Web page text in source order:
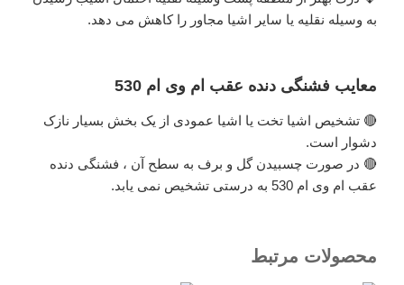
به وسیله نقلیه یا سایر اشیا مجاور را کاهش می دهد.
معایب فشنگی دنده عقب ام وی ام 530
🔴 تشخیص اشیا تخت یا اشیا عمودی از یک بخش بسیار نازک
دشوار است.
🔴 در صورت چسبیدن گل و برف به سطح آن ، فشنگی دنده
عقب ام وی ام 530 به درستی تشخیص نمی یابد.
محصولات مرتبط